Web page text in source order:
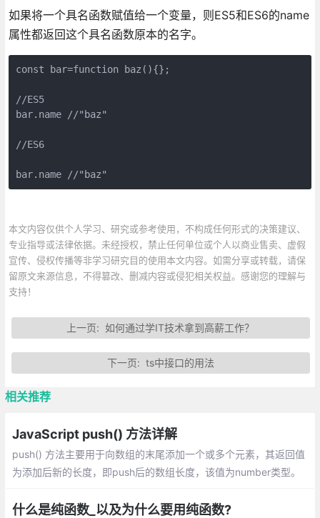
如果将一个具名函数赋值给一个变量，则ES5和ES6的name
属性都返回这个具名函数原本的名字。
const bar=function baz(){};
//ES5
bar.name //"baz"
//ES6
bar.name //"baz"
本文内容仅供个人学习、研究或参考使用，不构成任何形式的决策建议、
专业指导或法律依据。未经授权，禁止任何单位或个人以商业售卖、虚假
宣传、侵权传播等非学习研究目的使用本文内容。如需分享或转载，请保
留原文来源信息，不得篡改、删减内容或侵犯相关权益。感谢您的理解与
支持！
上一页:如何通过学IT技术拿到高薪工作？
下一页: ts中接口的用法
相关推荐
JavaScript push() 方法详解
push() 方法主要用于向数组的末尾添加一个或多个元素，其返回值
为添加后新的长度，即push后的数组长度，该值为number类型。
上、在对象使用push
什么是纯函数_以及为什么要用纯函数?